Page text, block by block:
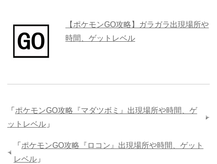
【ポケモンGO攻略】ガラガラ出現場所や
時間、ゲットレベル
「 ポケモンGO攻略『マダツボミ』出現場所や時間、ゲ
ットレベル 」
「 ポケモンGO攻略『ロコン』出現場所や時間、ゲット
レベル 」